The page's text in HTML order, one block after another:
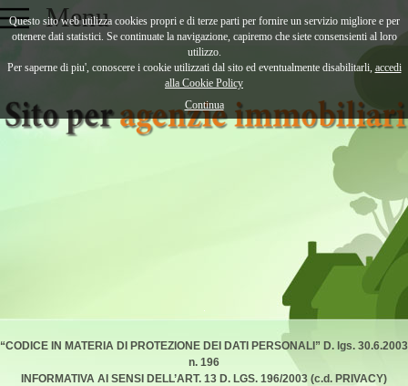
Menu
Caratteristiche Provalo Subito
Dicono di Noi Contatti
“CODICE IN MATERIA DI PROTEZIONE DEI DATI PERSONALI” D. lgs. 30.6.2003
n. 196
INFORMATIVA AI SENSI DELL’ART. 13 D. LGS. 196/2003 (c.d. PRIVACY)
Questo sito web utilizza cookies propri e di terze parti per fornire un servizio migliore e per
ottenere dati statistici. Se continuate la navigazione, capiremo che siete consensienti al loro
utilizzo.
Per saperne di piu', conoscere i cookie utilizzati dal sito ed eventualmente disabilitarli, accedi
alla Cookie Policy
Continua